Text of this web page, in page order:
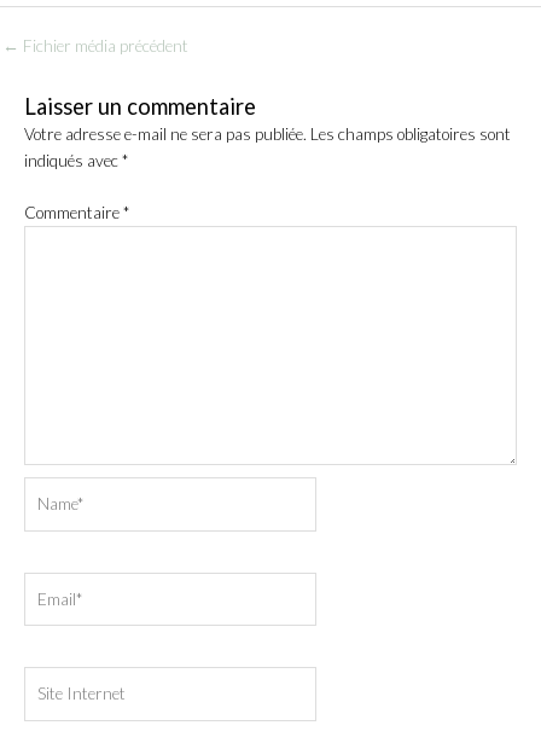
← Fichier média précédent
Laisser un commentaire
Votre adresse e-mail ne sera pas publiée. Les champs obligatoires sont
indiqués avec*
Commentaire*
Internet